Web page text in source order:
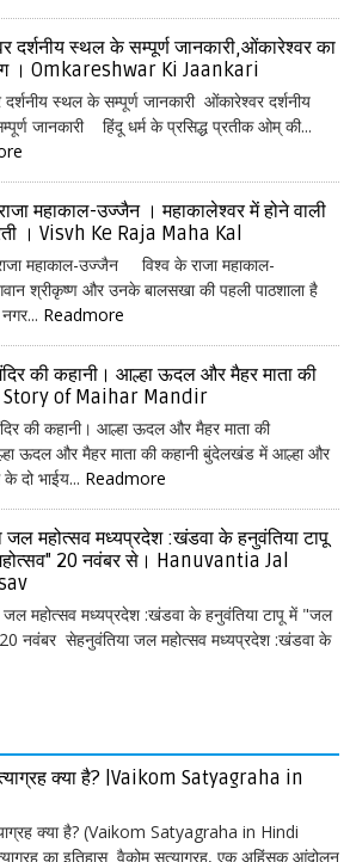
दर्शनीय स्थल के सम्पूर्ण जानकारी,ओंकारेश्वर का
। Omkareshwar Ki Jaankari
स्थल के सम्पूर्ण जानकारी ओंकारेश्वर दर्शनीय
जानकारी हिंदू धर्म के प्रसिद्ध प्रतीक ओम् की...
महाकाल-उज्जैन । महाकालेश्वर में होने वाली
। Visvh Ke Raja Maha Kal
महाकाल-उज्जैन विश्व के राजा महाकाल-
श्रीकृष्ण और उनके बालसखा की पहली पाठशाला है
Readmore
की कहानी। आल्हा ऊदल और मैहर माता की
of Maihar Mandir
की कहानी। आल्हा ऊदल और मैहर माता की
ऊदल और मैहर माता की कहानी बुंदेलखंड में आल्हा और
दो भाईय... Readmore
जल महोत्सव मध्यप्रदेश :खंडवा के हनुवंतिया टापू
20 नवंबर से। Hanuvantia Jal
जल महोत्सव मध्यप्रदेश :खंडवा के हनुवंतिया टापू में "जल
नवंबर सेहनुवंतिया जल महोत्सव मध्यप्रदेश :खंडवा के
क्या है? |Vaikom Satyagraha in
क्या है? (Vaikom Satyagraha in Hindi
का इतिहास वैकोम सत्याग्रह, एक अहिंसक आंदोलन